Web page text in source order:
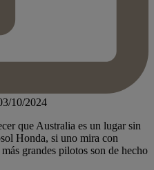
10/2024
que Australia es un lugar sin
Honda, si uno mira con
grandes pilotos son de hecho